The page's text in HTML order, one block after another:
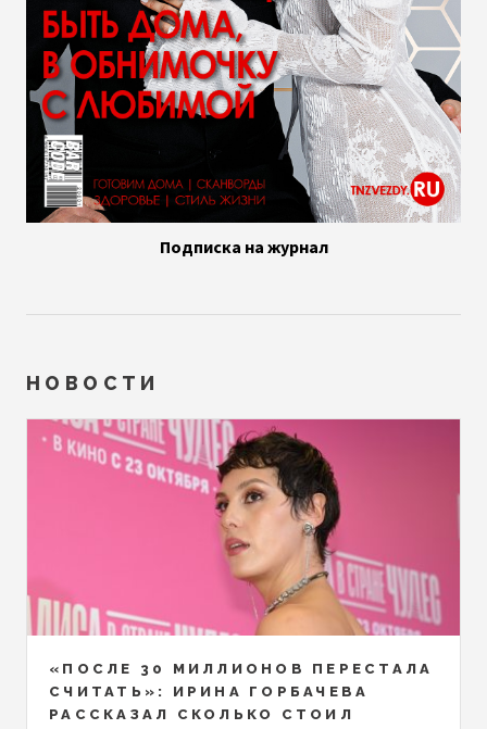
Подписка на журнал
НОВОСТИ
«ПОСЛЕ 30 МИЛЛИОНОВ ПЕРЕСТАЛА
СЧИТАТЬ»: ИРИНА ГОРБАЧЕВА
РАССКАЗАЛ СКОЛЬКО СТОИЛ